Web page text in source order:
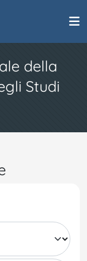
della
Studi